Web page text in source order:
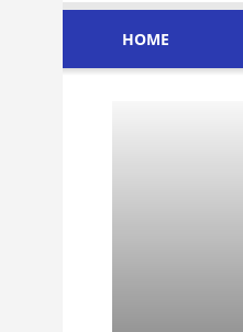
HOME